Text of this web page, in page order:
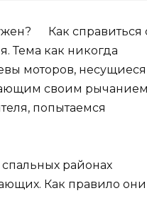
Как справиться
Тема как никогда
моторов, несущиеся
своим
попытаемся
районах
Как правило они